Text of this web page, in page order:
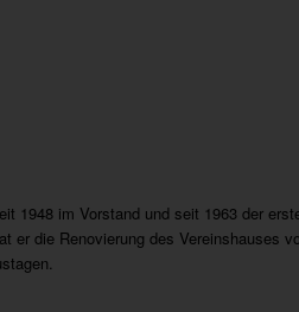
1948 im Vorstand und seit 1963 der
die Renovierung des Vereinshauses